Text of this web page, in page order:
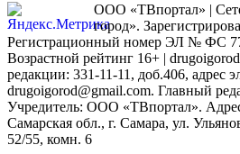
ООО «ТВпортал» |
город».
Регистрационный номер ЭЛ № ФС 77
Возрастной рейтинг 16+ |
редакции: 331-11-11, доб.406, адрес
drugoigorod@gmail.com. Главный
Учредитель: ООО «ТВпортал».
Самарская обл., г. Самара, ул.
52/55, комн. 6